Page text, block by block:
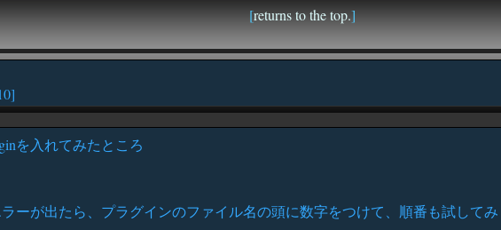
[returns to the top.]
を入れてみたところ
ーが出たら、プラグインのファイル名の頭に数字をつけて、順番も試して